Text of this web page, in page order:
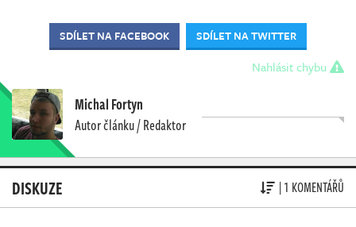
SDÍLET NA FACEBOOK SDÍLET NA TWITTER
Nahlásit chybu
Michal Fortyn
Autor článku / Redaktor
DISKUZE | 1 KOMENTÁŘŮ